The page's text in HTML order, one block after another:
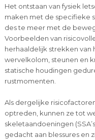
Het ontstaan van fysiek
maken met de specifieke
des te meer met de
Voorbeelden van
herhaaldelijk strekken van
wervelkolom, steunen en
statische houdingen
rustmomenten.
Als dergelijke
optreden, kunnen ze tot
skeletaandoeningen
gedacht aan blessures en